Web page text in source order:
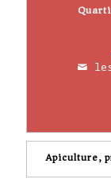
Apiculture,